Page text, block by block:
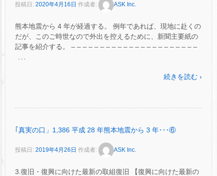
投稿日: 2020年4月16日 作成者: ASK Inc.
熊本地震から 4 年が経過する。 例年であれば、現地に赴くの
だが、このご時世なので外出を控えるために、新聞主要紙の
記事を紹介する。 – – – – – – – – – – – – – – – – – – – – – –
…
続きを読む ›
｢真実の口」1,386 平成 28 年熊本地震から 3 年･･･⑥
投稿日: 2019年4月26日 作成者: ASK Inc.
3.復旧・復興に向けた最新の取組復旧 【復興に向けた最新の